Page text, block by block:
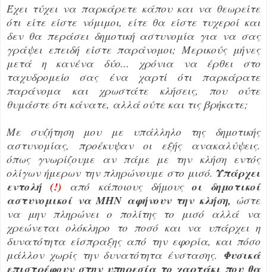
Έχει τύχει να παρκάρετε κάπου και να θεωρείτε
ότι είτε είστε νόμιμοι, είτε θα είστε τυχεροί και
δεν θα περάσει δημοτική αστυνομία για να σας
γράψει επειδή είστε παράνομοι; Μερικούς μήνες
μετά η κανένα δύο... χρόνια να έρθει στο
ταχυδρομείο σας ένα χαρτί ότι παρκάρατε
παράνομα και χρωστάτε κλήσεις, που ούτε
θυμάστε ότι κάνατε, αλλά ούτε και τις βρήκατε;
Με συζήτηση μου με υπάλληλο της δημοτικής
αστυνομίας, προέκυψαν οι εξής ανακαλύψεις.
όπως γνωρίζουμε αν πάμε με την κλήση εντός
ολίγων ήμερων την πληρώνουμε στο μισό. Υπάρχει
εντολή (!) από κάποιους δήμους οι δημοτικοί
αστυνομικοί να ΜΗΝ αφήνουν την κλήση, ώστε
να μην πληρώνει ο πολίτης το μισό αλλά να
χρεώνεται ολόκληρο το ποσό και να υπάρχει η
δυνατότητα είσπραξης από την εφορία, και πόσο
μάλλον χωρίς την δυνατότητα ένστασης. Φυσικά
επιστρέφουν στην υπηρεσία το χαρτάκι που θα